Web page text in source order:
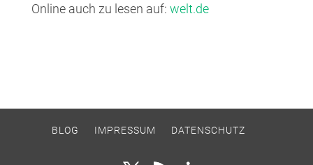
Online auch zu lesen auf: welt.de
BLOG IMPRESSUM DATENSCHUTZ